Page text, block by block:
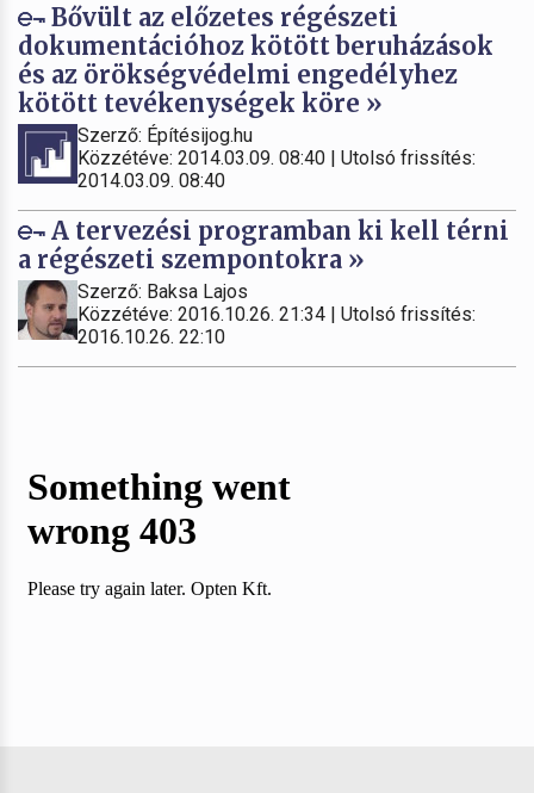
Bővült az előzetes régészeti
dokumentációhoz kötött beruházások
és az örökségvédelmi engedélyhez
kötött tevékenységek köre »
Szerző: Építésijog.hu
Közzétéve: 2014.03.09. 08:40 | Utolsó frissítés:
2014.03.09. 08:40
A tervezési programban ki kell térni
a régészeti szempontokra »
Szerző: Baksa Lajos
Közzétéve: 2016.10.26. 21:34 | Utolsó frissítés:
2016.10.26. 22:10